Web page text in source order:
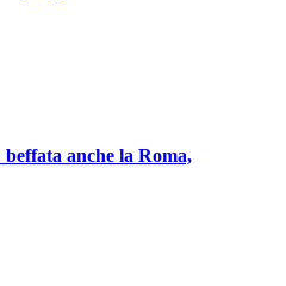
anche la Roma,